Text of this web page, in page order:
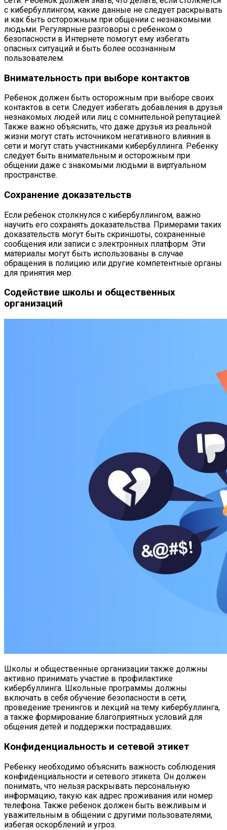
с кибербуллингом, какие данные не следует раскрывать
и как быть осторожным при общении с незнакомыми
людьми. Регулярные разговоры с ребенком о
безопасности в Интернете помогут ему избегать
опасных ситуаций и быть более осознанным
пользователем.
Внимательность при выборе контактов
Ребенок должен быть осторожным при выборе своих
контактов в сети. Следует избегать добавления в друзья
незнакомых людей или лиц с сомнительной репутацией.
Также важно объяснить, что даже друзья из реальной
жизни могут стать источником негативного влияния в
сети и могут стать участниками кибербуллинга. Ребенку
следует быть внимательным и осторожным при
общении даже с знакомыми людьми в виртуальном
пространстве.
Сохранение доказательств
Если ребенок столкнулся с кибербуллингом, важно
научить его сохранять доказательства. Примерами таких
доказательств могут быть скриншоты, сохраненные
сообщения или записи с электронных платформ. Эти
материалы могут быть использованы в случае
обращения в полицию или другие компетентные органы
для принятия мер.
Содействие школы и общественных
организаций
Школы и общественные организации также должны
активно принимать участие в профилактике
кибербуллинга. Школьные программы должны
включать в себя обучение безопасности в сети,
проведение тренингов и лекций на тему кибербуллинга,
а также формирование благоприятных условий для
общения детей и поддержки пострадавших.
Конфиденциальность и сетевой этикет
Ребенку необходимо объяснить важность соблюдения
конфиденциальности и сетевого этикета. Он должен
понимать, что нельзя раскрывать персональную
информацию, такую как адрес проживания или номер
телефона. Также ребенок должен быть вежливым и
уважительным в общении с другими пользователями,
избегая оскорблений и угроз.